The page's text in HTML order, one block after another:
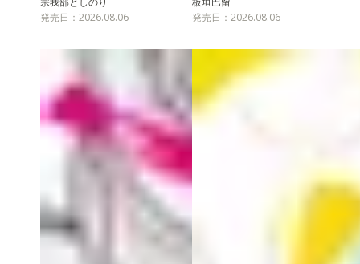
発売日：2026.08.06
発売日：2026.08.06